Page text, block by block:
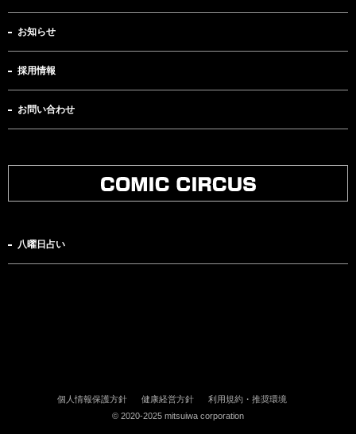
お知らせ
採用情報
お問い合わせ
八曜日占い
個人情報保護方針 健康経営方針
利用規約・推奨環境
© 2020-2025 mitsuiwa corporation